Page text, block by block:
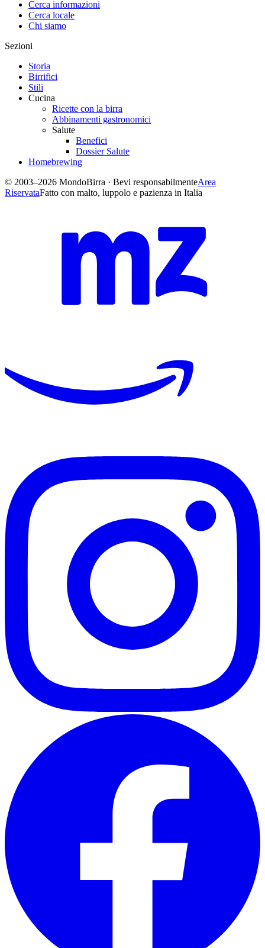
Cerca informazioni
Cerca locale
Chi siamo
Sezioni
Storia
Birrifici
Stili
Cucina
Ricette con la birra
Abbinamenti gastronomici
Salute
Benefici
Dossier Salute
Homebrewing
© 2003–2026 MondoBirra · Bevi responsabilmenteArea
RiservataFatto con malto, luppolo e pazienza in Italia